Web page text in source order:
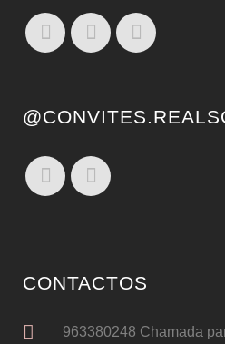
CONTACTOS
963380248 Chamada